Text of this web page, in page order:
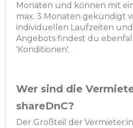
Monaten und können mit
max. 3 Monaten gekündigt
individuellen Laufzeiten und
Angebots findest du
'Konditionen'.
Wer sind die
shareDnC?
Der Großteil der